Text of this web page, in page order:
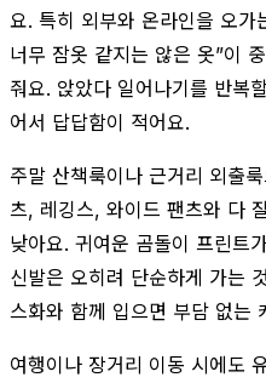
요. 특히 외부와 온라인을 오가
너무 잠옷 같지는 않은 옷”이
줘요. 앉았다 일어나기를 반복
어서 답답함이 적어요.
주말 산책룩이나 근거리 외출
츠, 레깅스, 와이드 팬츠와 다
낮아요. 귀여운 곰돌이 프린트
신발은 오히려 단순하게 가는
스화와 함께 입으면 부담 없는
여행이나 장거리 이동 시에도